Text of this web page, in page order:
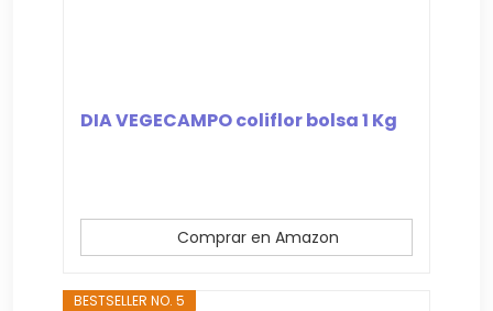
DIA VEGECAMPO coliflor bolsa 1 Kg
Comprar en Amazon
BESTSELLER NO. 5